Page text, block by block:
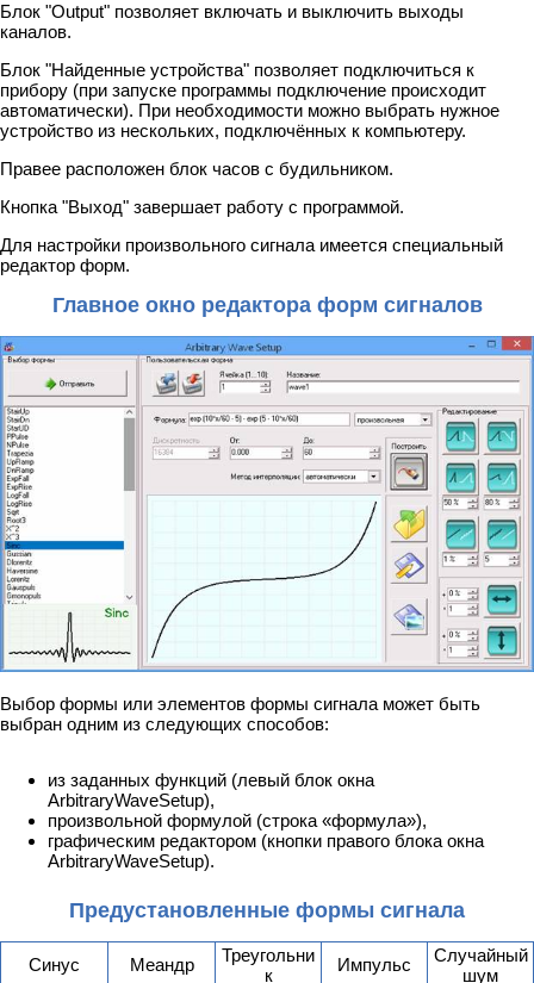
Блок "Output" позволяет включать и выключить выходы
каналов.
Блок "Найденные устройства" позволяет подключиться к
прибору (при запуске программы подключение происходит
автоматически). При необходимости можно выбрать нужное
устройство из нескольких, подключённых к компьютеру.
Правее расположен блок часов с будильником.
Кнопка "Выход" завершает работу с программой.
Для настройки произвольного сигнала имеется специальный
редактор форм.
Главное окно редактора форм сигналов
Выбор формы или элементов формы сигнала может быть
выбран одним из следующих способов:
из заданных функций (левый блок окна
ArbitraryWaveSetup),
произвольной формулой (строка «формула»),
графическим редактором (кнопки правого блока окна
ArbitraryWaveSetup).
Предустановленные формы сигнала
Синус Меандр
Треугольни
к
Импульс
Случайный
шум